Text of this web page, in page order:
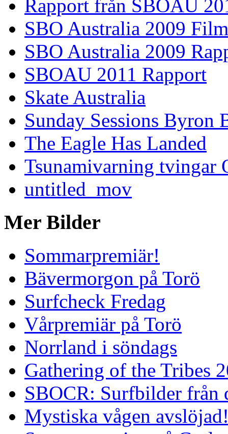
Rapport från SBOAU
SBO Australia 2009 Film
SBO Australia 2009
SBOAU 2011 Rapport
Skate Australia
Sunday Sessions Byron
The Eagle Has Landed
Tsunamivarning tvingar
untitled_mov
Mer Bilder
Sommarpremiär!
Bävermorgon på Torö
Surfcheck Fredag
Vårpremiär på Torö
Norrland i söndags
Gathering of the Tribes
SBOCR: Surfbilder från
Mystiska vågen